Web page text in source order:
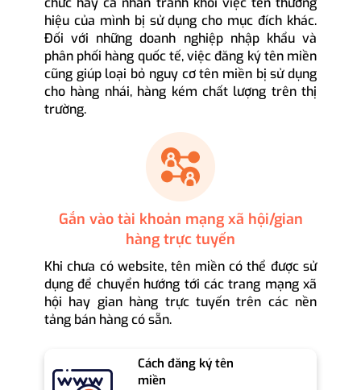
hiệu của mình bị sử dụng cho mục đích khác.
Đối với những doanh nghiệp nhập khẩu và
phân phối hàng quốc tế, việc đăng ký tên miền
cũng giúp loại bỏ nguy cơ tên miền bị sử dụng
cho hàng nhái, hàng kém chất lượng trên thị
trường.
Gắn vào tài khoản mạng xã hội/gian
hàng trực tuyến
Khi chưa có website, tên miền có thể được sử
dụng để chuyển hướng tới các trang mạng xã
hội hay gian hàng trực tuyến trên các nền
tảng bán hàng có sẵn.
Cách đăng ký tên
miền